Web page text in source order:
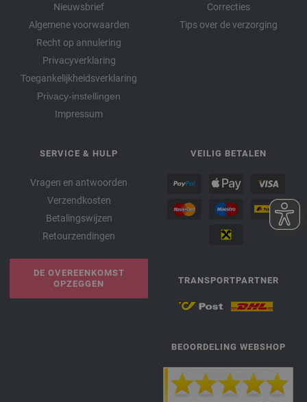
Nieuwsbrief
Algemene voorwaarden
Recht op annulering
Privacyverklaring
Toegankelijkheidsverklaring
Privacy-instellingen
Impressum
Correcties
Tips over de verzorging
SERVICE & HULP
Vragen en antwoorden
Verzendkosten
Betalingswijzen
Retourzendingen
DE OVEREENKOMST
OPZEGGEN
VEILIG BETALEN
TRANSPORTPARTNER
BEOORDELING WEBSHOP